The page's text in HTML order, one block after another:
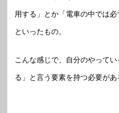
用する」とか「電車の中では必
といったもの。
こんな感じで、自分のやって
る」と言う要素を持つ必要があ